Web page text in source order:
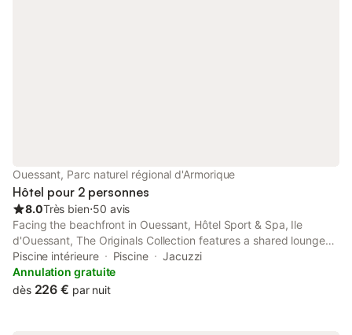
Ouessant, Parc naturel régional d'Armorique
Hôtel pour 2 personnes
8.0Très bien⋅50 avis
Facing the beachfront in Ouessant, Hôtel Sport & Spa, Ile
d'Ouessant, The Originals Collection features a shared lounge
and a terrace. Providing a restaurant, the property also has a
garden, as well as an indoor pool and a sauna.
Piscine intérieure Piscine
Jacuzzi
Annulation gratuite
dès 226 € par nuit